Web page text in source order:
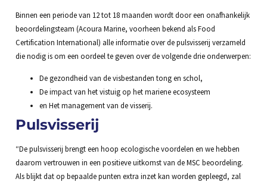
Binnen een periode van 12 tot 18 maanden wordt door een onafhankelijk
beoordelingsteam (Acoura Marine, voorheen bekend als Food
Certification International) alle informatie over de pulsvisserij verzameld
die nodig is om een oordeel te geven over de volgende drie onderwerpen:
De gezondheid van de visbestanden tong en schol,
De impact van het vistuig op het mariene ecosysteem
en Het management van de visserij.
Pulsvisserij
“De pulsvisserij brengt een hoop ecologische voordelen en we hebben
daarom vertrouwen in een positieve uitkomst van de MSC beoordeling.
Als blijkt dat op bepaalde punten extra inzet kan worden gepleegd, zal